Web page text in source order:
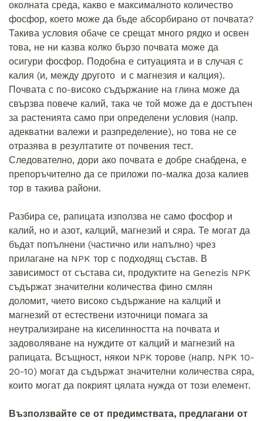
околната среда, какво е максималното количество
фосфор, което може да бъде абсорбирано от почвата?
Такива условия обаче се срещат много рядко и освен
това, не ни казва колко бързо почвата може да
осигури фосфор. Подобна е ситуацията и в случая с
калия (и, между другото и с магнезия и калция).
Почвата с по-високо съдържание на глина може да
свързва повече калий, така че той може да е достъпен
за растенията само при определени условия (напр.
адекватни валежи и разпределение), но това не се
отразява в резултатите от почвения тест.
Следователно, дори ако почвата е добре снабдена, е
препоръчително да се приложи по-малка доза калиев
тор в такива райони.
Разбира се, рапицата използва не само фосфор и
калий, но и азот, калций, магнезий и сяра. Те могат да
бъдат попълнени (частично или напълно) чрез
прилагане на NPK тор с подходящ състав. В
зависимост от състава си, продуктите на Genezis NPK
съдържат значителни количества фино смлян
доломит, чието високо съдържание на калций и
магнезий от естествени източници помага за
неутрализиране на киселинността на почвата и
задоволяване на нуждите от калций и магнезий на
рапицата. Всъщност, някои NPK торове (напр. NPK 10-
20-10) могат да съдържат значителни количества сяра,
които могат да покрият цялата нужда от този елемент.
Възползвайте се от предимствата, предлагани от